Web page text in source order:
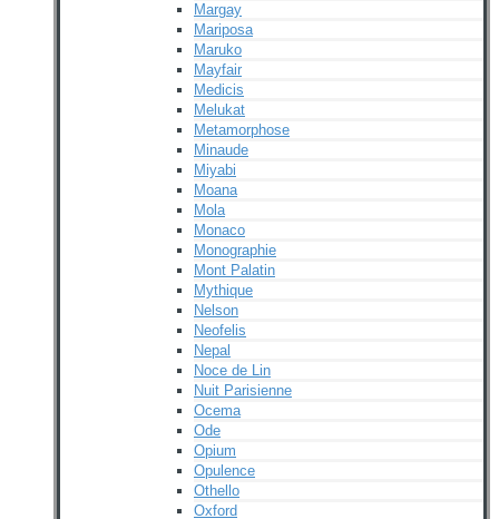
Margay
Mariposa
Maruko
Mayfair
Medicis
Melukat
Metamorphose
Minaude
Miyabi
Moana
Mola
Monaco
Monographie
Mont Palatin
Mythique
Nelson
Neofelis
Nepal
Noce de Lin
Nuit Parisienne
Ocema
Ode
Opium
Opulence
Othello
Oxford